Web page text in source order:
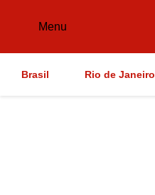
Menu
Brasil Rio de Janeiro